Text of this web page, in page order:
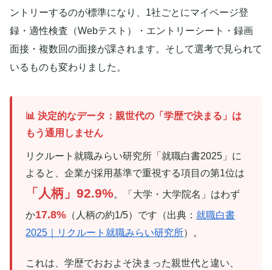
ントリーするのが標準になり、1社ごとにマイページ登
録・適性検査（Webテスト）・エントリーシート・録画
面接・複数回の面接が課されます。そして選考で見られて
いるものも変わりました。
📊 決定的なデータ：親世代の「学歴で決まる」は
もう通用しません
リクルート就職みらい研究所「就職白書2025」に
よると、企業が採用基準で重視する項目の第1位は
「人柄」92.9%。「大学・大学院名」はわず
か17.8% （人柄の約1/5）です（出典： 就職白書
2025｜リクルート就職みらい研究所）。
これは、学歴でおおよそ決まった親世代と違い、